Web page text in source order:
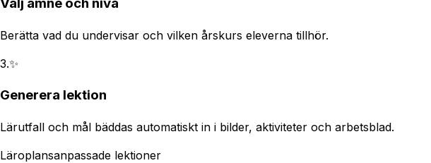
Berätta vad du undervisar och vilken årskurs eleverna tillhör.
3.✨
Generera lektion
Lärutfall och mål bäddas automatiskt in i bilder, aktiviteter och arbetsblad.
Läroplansanpassade lektioner